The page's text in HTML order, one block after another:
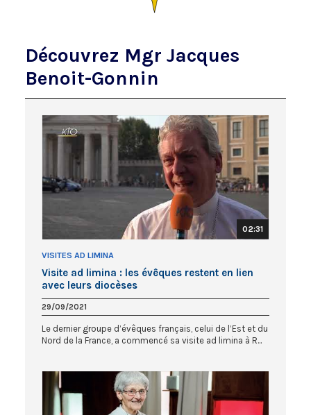
Découvrez Mgr Jacques
Benoit-Gonnin
02:31
VISITES AD LIMINA
Visite ad limina : les évêques restent en lien
avec leurs diocèses
29/09/2021
Le dernier groupe d’évêques français, celui de l’Est et du
Nord de la France, a commencé sa visite ad limina à R...